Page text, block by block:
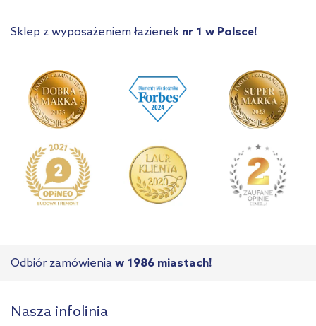
Sklep z wyposażeniem łazienek nr 1 w Polsce!
Odbiór zamówienia w 1986 miastach!
Nasza infolinia